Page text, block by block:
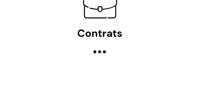
Contrats